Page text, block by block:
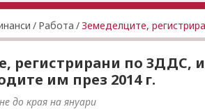
/ Работа /
регистрирани по ЗДДС,
им през 2014 г.
до края на януари